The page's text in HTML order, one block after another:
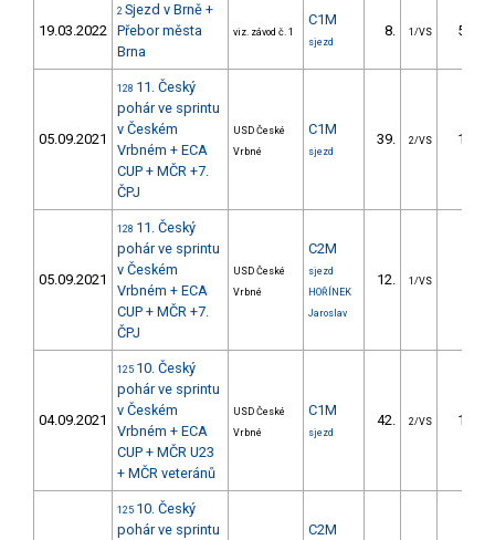
19.03.2022
2 Sjezd v Brně +
Přebor města
Brna
viz. závod č. 1
C1M
sjezd
8. 1/VS 54.00
05.09.2021
128 11. Český
pohár ve sprintu
v Českém
Vrbném + ECA
CUP + MČR +7.
ČPJ
USD České
Vrbné
C1M
sjezd
39. 2/VS 12.03
05.09.2021
128 11. Český
pohár ve sprintu
v Českém
Vrbném + ECA
CUP + MČR +7.
ČPJ
USD České
Vrbné
C2M
sjezd
HOŘÍNEK
Jaroslav
12. 1/VS
04.09.2021
125 10. Český
pohár ve sprintu
v Českém
Vrbném + ECA
CUP + MČR U23
+ MČR veteránů
USD České
Vrbné
C1M
sjezd
42. 2/VS 13.45
125 10. Český
pohár ve sprintu
C2M